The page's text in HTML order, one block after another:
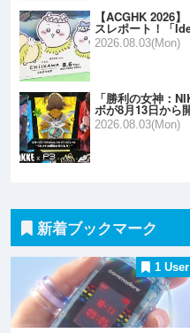
【ACGHK 2026
スレポート！「
2026.08.03(Mon)
「勝利の女神：
ボが8月13日から
2026.08.03(Mon)
新着ブックマーク
1 User